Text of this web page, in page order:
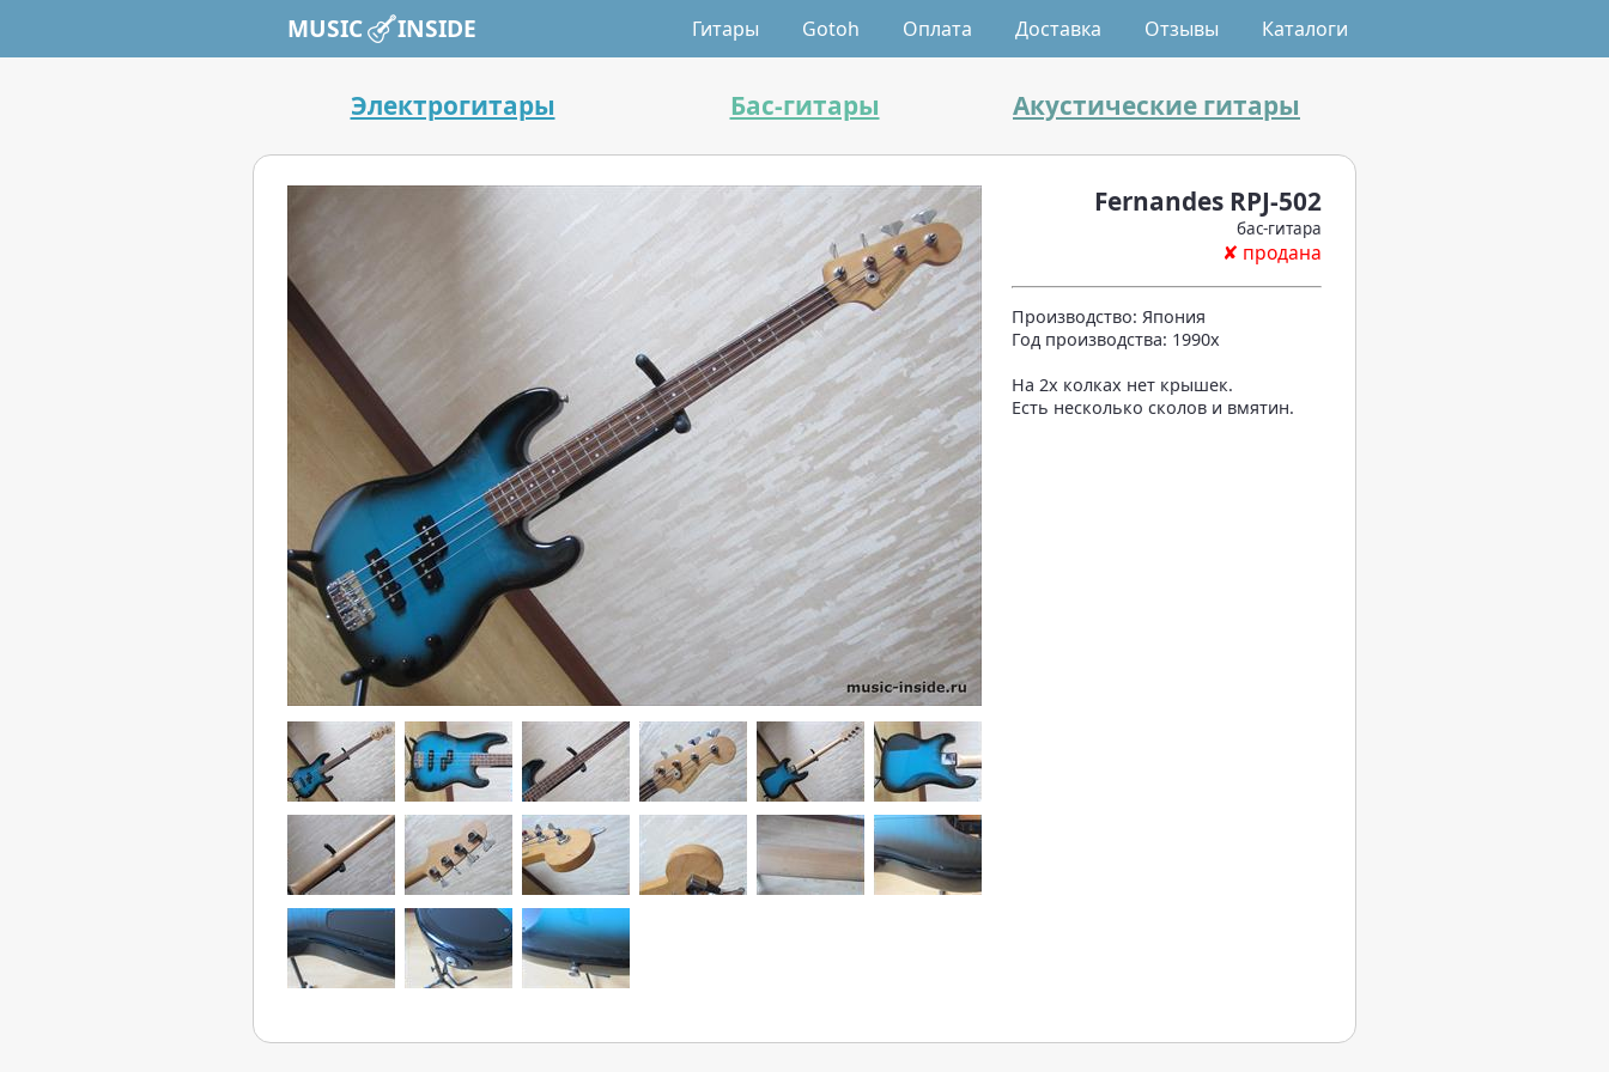
Электрогитары Бас-гитары Акустические гитары
Fernandes RPJ-502
бас-гитара
✘ продана
Производство: Япония
Год производства: 1990x
На 2х колках нет крышек.
Есть несколько сколов и вмятин.
MUSIC INSIDE Гитары Gotoh Оплата Доставка Отзывы Каталоги